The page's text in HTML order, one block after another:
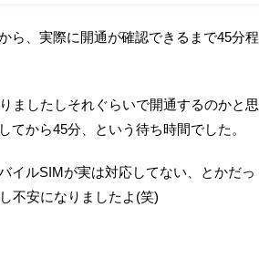
ら、実際に開通が確認できるまで45分程
ましたしそれぐらいで開通するのかと思
から45分、という待ち時間でした。
イルSIMが実は対応してない、とかだっ
不安になりましたよ(笑)